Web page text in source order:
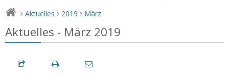
> Aktuelles > 2019 > März
Aktuelles - März 2019